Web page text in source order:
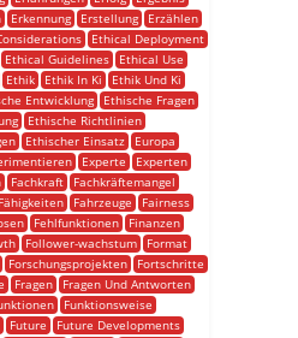
Erkennung Erstellung
Erzählen
Ethical Deployment
Ethical Guidelines
Ethical Use
Ethik Ethik In Ki
Ethik Und Ki
Entwicklung
Ethische Fragen
Ethische Richtlinien
Ethischer Einsatz
Europa
Experte
Experten
Fachkraft
Fachkräftemangel
Fähigkeiten Fahrzeuge
Fairness
Fehlfunktionen
Finanzen
Follower-wachstum
Format
Forschungsprojekten
Fortschritte
Fragen
Fragen Und Antworten
Funktionsweise
Future
Future Developments